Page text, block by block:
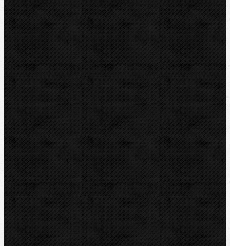
Přidat komentář
Sortiment
Akce
Mechanické
Elektrické
Ohýbačky a ohýbací sady
Ohýbací segmenty CBC
Ohýbací segmenty REMS
Hydraulické